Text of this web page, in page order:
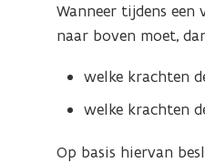
Wanneer tijdens
naar boven moet,
welke krachten
welke krachten
Op basis hiervan